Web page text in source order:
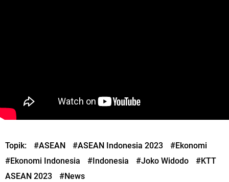
Topik: #ASEAN #ASEAN Indonesia 2023
#Ekonomi
#Ekonomi Indonesia
#Indonesia #Joko Widodo
#KTT
ASEAN 2023
#News